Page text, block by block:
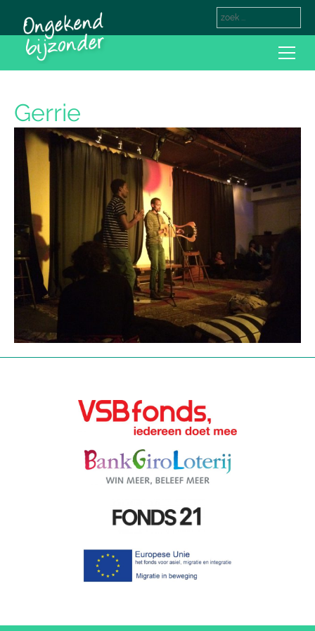
Gerrie